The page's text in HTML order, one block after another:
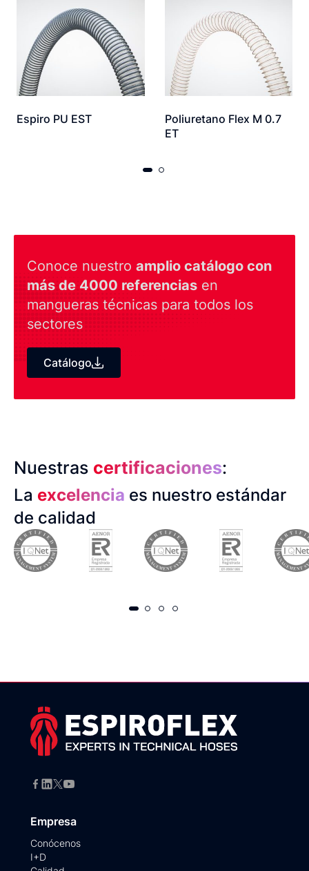
Espiro PU EST
Poliuretano Flex M 0.7
ET
Conoce nuestro amplio catálogo con
más de 4000 referencias en
mangueras técnicas para todos los
sectores
Catálogo
Nuestras certificaciones:
La excelencia es nuestro estándar
de calidad
Empresa
Conócenos
I+D